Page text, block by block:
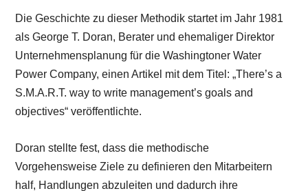
Die Geschichte zu dieser Methodik startet im Jahr 1981
als George T. Doran, Berater und ehemaliger Direktor
Unternehmensplanung für die Washingtoner Water
Power Company, einen Artikel mit dem Titel: „There’s a
S.M.A.R.T. way to write management’s goals and
objectives“ veröffentlichte.
Doran stellte fest, dass die methodische
Vorgehensweise Ziele zu definieren den Mitarbeitern
half, Handlungen abzuleiten und dadurch ihre